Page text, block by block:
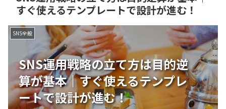
すぐ使えるテンプレートで設計が進む！
SNS運用戦略の立て方は目的逆
算が基本｜すぐ使えるテンプレ
ートで設計が進む！
SNS全般